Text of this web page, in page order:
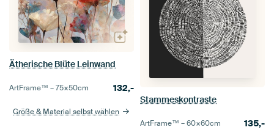
Ätherische Blüte Leinwand
ArtFrame™ –75×50cm 132,-
Größe & Material selbst wählen
Stammeskontraste
ArtFrame™ –60×60cm 135,-